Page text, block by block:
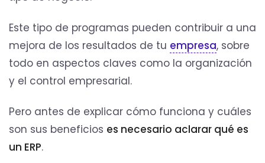
Este tipo de programas pueden contribuir a una
mejora de los resultados de tu empresa, sobre
todo en aspectos claves como la organización
y el control empresarial.
Pero antes de explicar cómo funciona y cuáles
son sus beneficios es necesario aclarar qué es
un ERP.